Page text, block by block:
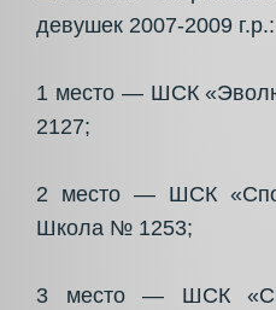
девушек 2007-2009 г.р.:
1 место — ШСК
2127;
2 место — ШСК
Школа № 1253;
3 место — ШСК